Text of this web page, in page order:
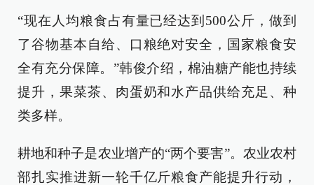
“现在人均粮食占有量已经达到500公斤，做到
了谷物基本自给、口粮绝对安全，国家粮食安
全有充分保障。”韩俊介绍，棉油糖产能也持续
提升，果菜茶、肉蛋奶和水产品供给充足、种
类多样。
耕地和种子是农业增产的“两个要害”。农业农村
部扎实推进新一轮千亿斤粮食产能提升行动，